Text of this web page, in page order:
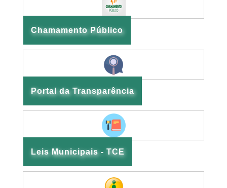
Chamamento Público
Portal da Transparência
Leis Municipais - TCE